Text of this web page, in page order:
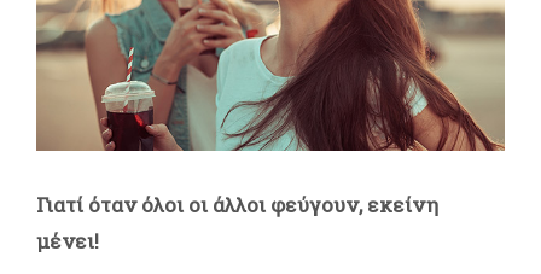
Γιατί όταν όλοι οι άλλοι φεύγουν, εκείνη
μένει!